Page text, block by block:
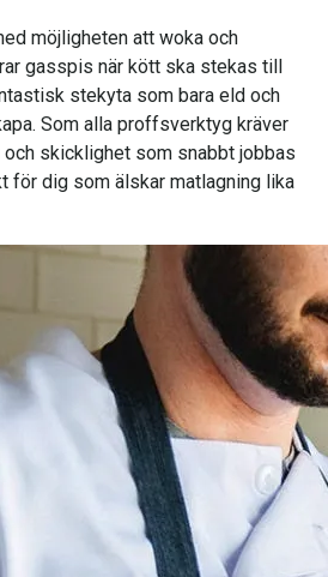
möjligheten att woka och
gasspis när kött ska stekas till
stekyta som bara eld och
Som alla proffsverktyg kräver
skicklighet som snabbt jobbas
för dig som älskar matlagning lika